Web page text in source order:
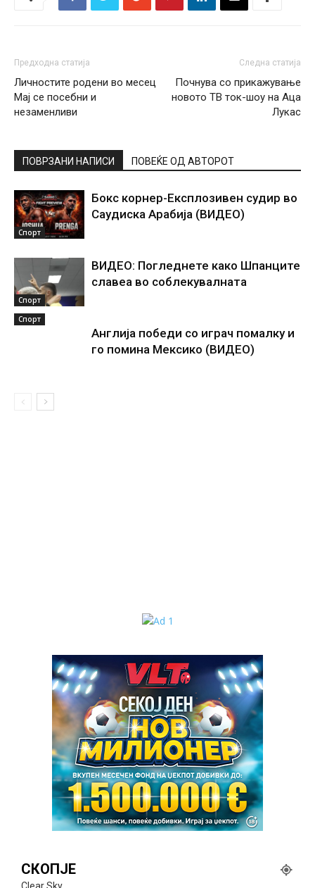
Предходна статија
Личностите родени во месец
Мај се посебни и
незаменливи
Следна статија
Почнува со прикажување
новото ТВ ток-шоу на Аца
Лукас
ПОВРЗАНИ НАПИСИ ПОВЕЌЕ ОД АВТОРОТ
Спорт
Бокс корнер-Експлозивен судир во
Саудиска Арабија (ВИДЕО)
Спорт
ВИДЕО: Погледнете како Шпанците
славеа во соблекувалната
Спорт
Англија победи со играч помалку и
го помина Мексико (ВИДЕО)